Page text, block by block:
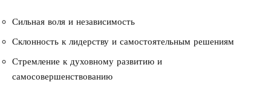
Сильная воля и независимость
Склонность к лидерству и самостоятельным решениям
Стремление к духовному развитию и
самосовершенствованию